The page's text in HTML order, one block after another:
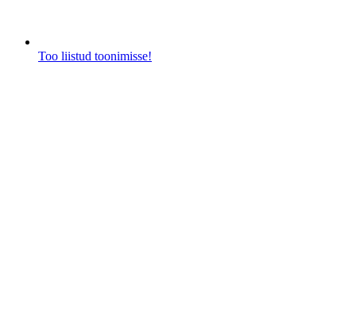
Too liistud toonimisse!